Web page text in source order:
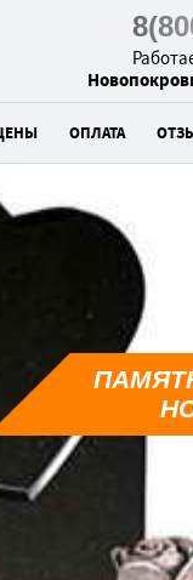
ОПЛАТА